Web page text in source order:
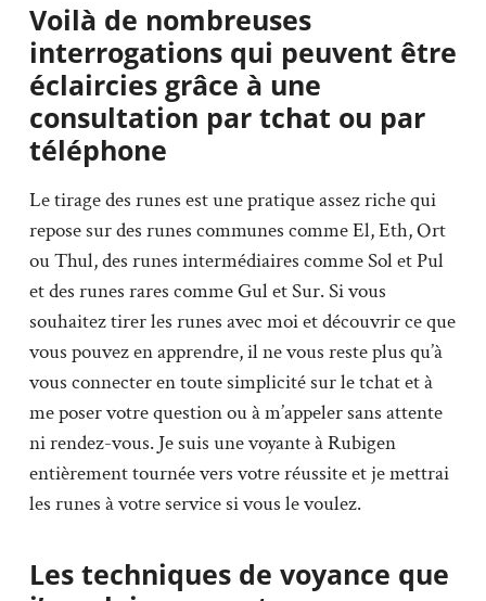
Voilà de nombreuses
interrogations qui peuvent être
éclaircies grâce à une
consultation par tchat ou par
téléphone
Le tirage des runes est une pratique assez riche qui
repose sur des runes communes comme El, Eth, Ort
ou Thul, des runes intermédiaires comme Sol et Pul
et des runes rares comme Gul et Sur. Si vous
souhaitez tirer les runes avec moi et découvrir ce que
vous pouvez en apprendre, il ne vous reste plus qu’à
vous connecter en toute simplicité sur le tchat et à
me poser votre question ou à m’appeler sans attente
ni rendez-vous. Je suis une voyante à Rubigen
entièrement tournée vers votre réussite et je mettrai
les runes à votre service si vous le voulez.
Les techniques de voyance que